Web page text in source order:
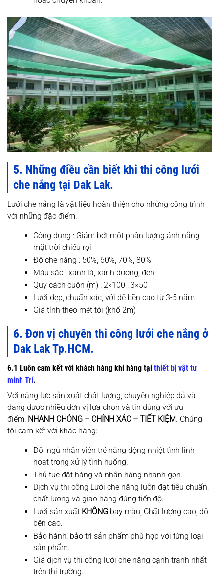
5. Những điều cần biết khi thi công lưới
che nắng tại Dak Lak.
Lưới che nắng là vật liệu hoàn thiện cho những công trình
với những đặc điểm:
Công dụng : Giảm bớt một phần lượng ánh nắng
mặt trời chiếu rọi
Độ che nắng : 50%, 60%, 70%, 80%
Màu sắc : xanh lá, xanh dương, đen
Quy cách cuộn (m) : 2×100 , 3×50
Lưới đẹp, chuẩn xác, với đệ bền cao từ 3-5 năm
Giá tính theo mét tới (khổ 2m)
6. Đơn vị chuyên thi công lưới che nắng ở
Dak Lak Tp.HCM.
6.1 Luôn cam kết với khách hàng khi hàng tại thiết bị vật tư
minh Trí.
Với năng lực sản xuất chất lượng, chuyên nghiệp đã và
đang được nhiều đơn vị lựa chọn và tin dùng với ưu
điểm: NHANH CHÓNG – CHÍNH XÁC – TIẾT KIỆM. Chúng
tôi cam kết với khác hàng:
Đội ngũ nhân viên trẻ năng động nhiệt tình linh
hoạt trong xử lý tình huống.
Thủ tục đặt hàng và nhận hàng nhanh gọn.
Dịch vụ thi công Lưới che nắng luôn đạt tiêu chuẩn,
chất lượng và giao hàng đúng tiến độ.
Lưới sản xuất KHÔNGbay màu, Chất lượng cao, độ
bền cao.
Bảo hành, bảo trì sản phẩm phù hợp với từng loại
sản phẩm.
Giá dịch vụ thi công lưới che nắng cạnh tranh nhất
trên thị trường.